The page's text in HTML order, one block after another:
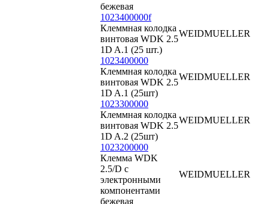
бежевая
1023400000f
Клеммная колодка
винтовая WDK 2.5
1D A.1 (25 шт.)
WEIDMUELLER
1023400000
Клеммная колодка
винтовая WDK 2.5
1D A.1 (25шт)
WEIDMUELLER
1023300000
Клеммная колодка
винтовая WDK 2.5
1D A.2 (25шт)
WEIDMUELLER
1023200000
Клемма WDK
2.5/D с
электронными
компонентами
бежевая
WEIDMUELLER